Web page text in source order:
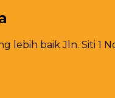
baik Jln. Siti 1